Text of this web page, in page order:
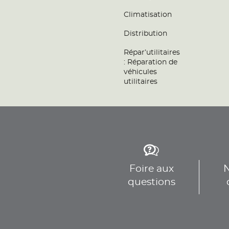
CASTRO AUTO
20 Chemin de la rigaude
94520 PÉRIGNY
Fermé actuellement
8 B Avenue des Erables
Fermé actuellement
Téléphone
Voir
Climatisation
Distribution
Répar’utilitaires
: Réparation de
véhicules
utilitaires
Foire aux
questions